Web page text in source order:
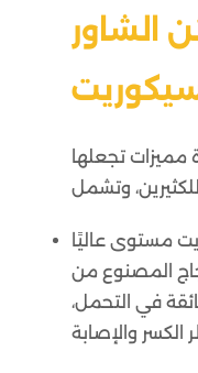
الشاور
مميزات تجعلها
مستوى عاليًا
المصنوع من
في التحمل،